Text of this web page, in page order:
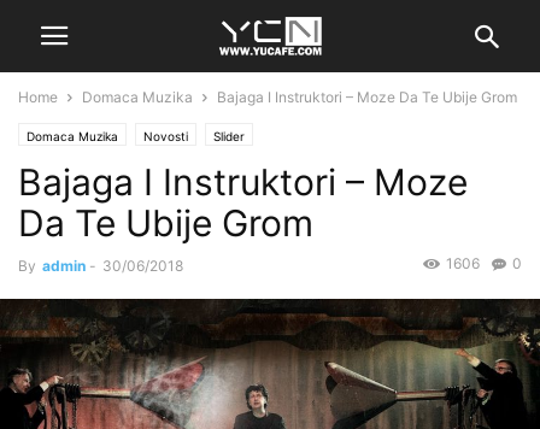
Home Domaca Muzika Bajaga I Instruktori – Moze Da Te Ubije Grom
Domaca Muzika Novosti Slider
Bajaga I Instruktori – Moze
Da Te Ubije Grom
By admin - 30/06/2018 0
1606